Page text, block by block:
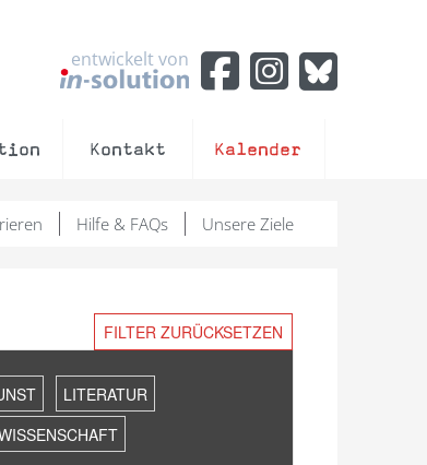
entwickelt von
Kontakt Kalender
Unsere Ziele
Hilfe & FAQs
FILTER ZURÜCKSETZEN
LITERATUR